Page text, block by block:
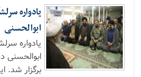
یادواره
ابوالحسنی
یادواره
ابوالحسنی
برگزار شد.